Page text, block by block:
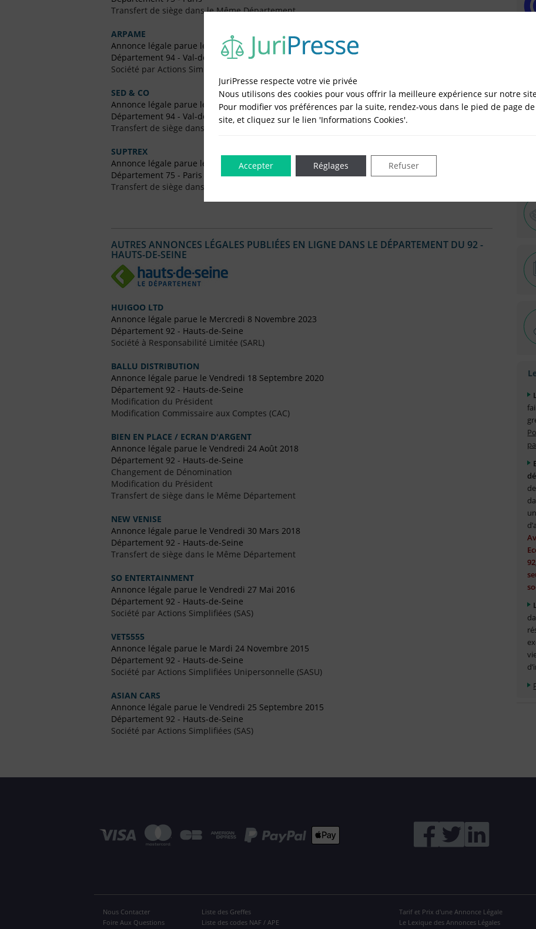
Transfert de siège dans le Même Département
ARPAME
Annonce légale parue le Vendredi 20 Janvier 2017
Département 94 - Val-de-Marne
Société par Actions Simplifiées Unipersonnelle (SASU)
SED & CO
Annonce légale parue le Vendredi 22 Avril 2016
Département 94 - Val-de-Marne
Transfert de siège dans le Même Département
SUPTREX
Annonce légale parue le Vendredi 16 Octobre 2015
Département 75 - Paris
Transfert de siège dans le Même Département
AUTRES ANNONCES LÉGALES PUBLIÉES EN LIGNE DANS LE DÉPARTEMENT DU 92 -
HAUTS-DE-SEINE
HUIGOO LTD
Annonce légale parue le Mercredi 8 Novembre 2023
Département 92 - Hauts-de-Seine
Société à Responsabilité Limitée (SARL)
BALLU DISTRIBUTION
Annonce légale parue le Vendredi 18 Septembre 2020
Département 92 - Hauts-de-Seine
Modification du Président
Modification Commissaire aux Comptes (CAC)
BIEN EN PLACE / ECRAN D'ARGENT
Annonce légale parue le Vendredi 24 Août 2018
Département 92 - Hauts-de-Seine
Changement de Dénomination
Modification du Président
Transfert de siège dans le Même Département
NEW VENISE
Annonce légale parue le Vendredi 30 Mars 2018
Département 92 - Hauts-de-Seine
Transfert de siège dans le Même Département
SO ENTERTAINMENT
Annonce légale parue le Vendredi 27 Mai 2016
Département 92 - Hauts-de-Seine
Société par Actions Simplifiées (SAS)
VET5555
Annonce légale parue le Mardi 24 Novembre 2015
Département 92 - Hauts-de-Seine
Société par Actions Simplifiées Unipersonnelle (SASU)
ASIAN CARS
Annonce légale parue le Vendredi 25 Septembre 2015
Département 92 - Hauts-de-Seine
Société par Actions Simplifiées (SAS)
Nous Contacter
Foire Aux Questions
Liste des Greffes
Liste des codes NAF / APE
Tarif et Prix d'une Annonce Légale
Le Lexique des Annonces Légales
JuriPresse respecte votre vie privée
Nous utilisons des cookies pour vous offrir la meilleure expérience sur notre
Pour modifier vos préférences par la suite, rendez-vous dans le pied de page
site, et cliquez sur le lien 'Informations Cookies'.
Accepter Refuser
Réglages